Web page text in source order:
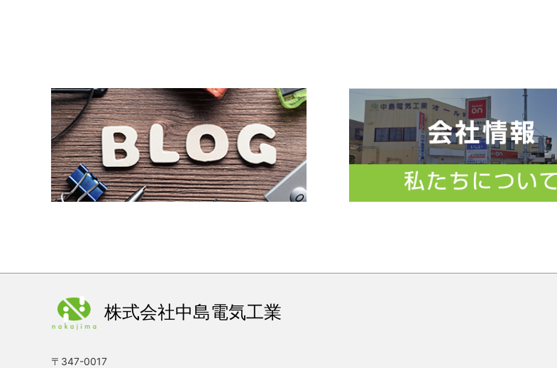
2026.03.25 お知らせ 2026年4月休業日のお知らせ
2026.03.23 お知らせ 【タカラスタンダード】春の大利根マルシェのお知らせ
2026.03.17 お知らせ 【久喜市】住宅等防犯対策補助金のお知らせ
株式会社中島電気工業
〒347-0017